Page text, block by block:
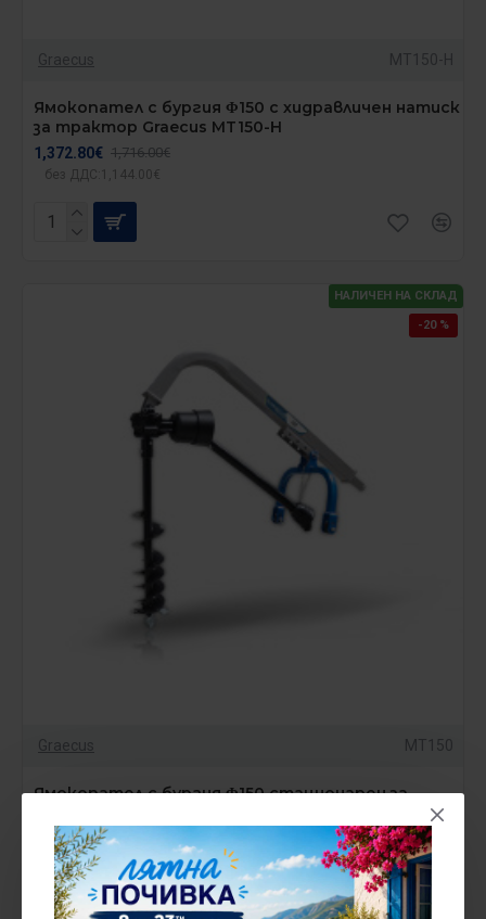
Graecus MT150-H
Ямокопател с бургия Φ150 с хидравличен натиск
за трактор Graecus MT150-H
1,372.80€ 1,716.00€
без ДДС:1,144.00€
НАЛИЧЕН НА СКЛАД
-20 %
Graecus MT150
Ямокопател с бургия Φ150 стационарен за
1,084.80€ 1,356.00€
без ДДС:904.00€